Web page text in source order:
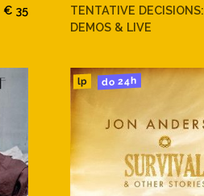
€ 35
TENTATIVE DECISIONS:
DEMOS & LIVE
lp do 24h